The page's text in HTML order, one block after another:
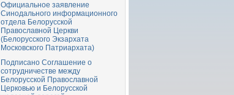
Официальное заявление
Синодального информационного
отдела Белорусской
Православной Церкви
(Белорусского Экзархата
Московского Патриархата)
Подписано Соглашение о
сотрудничестве между
Белорусской Православной
Церковью и Белорусской